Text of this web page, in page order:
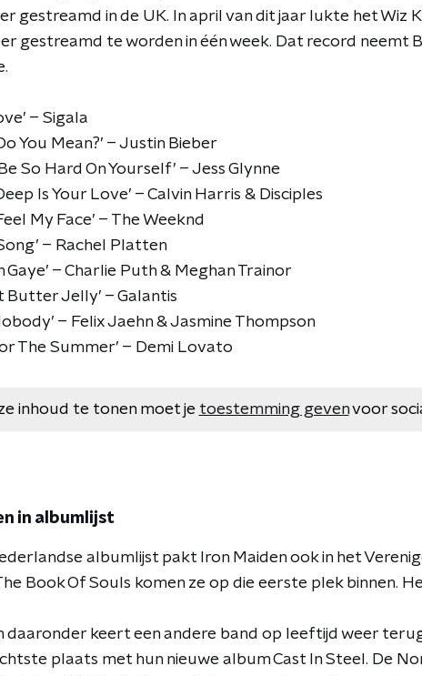
gestreamd in de UK. In april van dit jaar lukte het Wiz
gestreamd te worden in één week. Dat record neemt
– Sigala
You Mean?’ – Justin Bieber
So Hard On Yourself’ – Jess Glynne
Is Your Love’ – Calvin Harris & Disciples
My Face’ – The Weeknd
– Rachel Platten
Gaye’ – Charlie Puth & Meghan Trainor
Butter Jelly’ – Galantis
– Felix Jaehn & Jasmine Thompson
The Summer’ – Demi Lovato
inhoud te tonen moet je toestemming gevenvoor
in albumlijst
albumlijst pakt Iron Maiden ook in het
Book Of Souls komen ze op die eerste plek binnen.
daaronder keert een andere band op leeftijd weer
plaats met hun nieuwe album Cast In Steel. De